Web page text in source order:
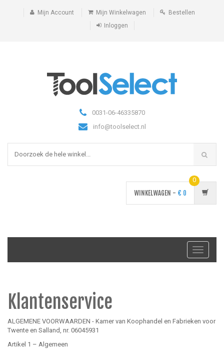
Mijn Account Mijn Winkelwagen
Bestellen
Inloggen
0031-06-46335870
info@toolselect.nl
WINKELWAGEN - € 0
0
Toggle
Klantenservice
ALGEMENE VOORWAARDEN - Kamer van Koophandel en Fabrieken voor
Twente en Salland, nr. 06045931
Artikel 1 – Algemeen